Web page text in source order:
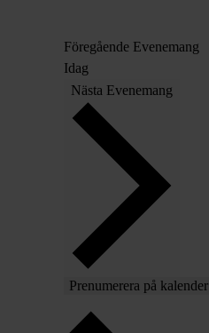
Föregående Evenemang
Idag
Nästa Evenemang
Prenumerera på kalender